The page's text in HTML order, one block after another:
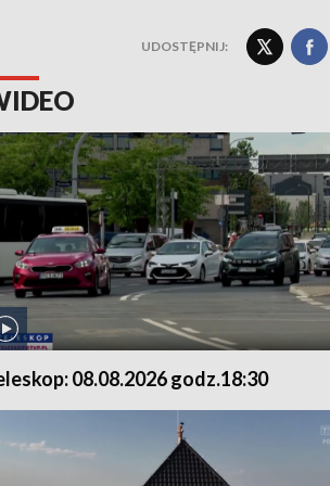
UDOSTĘPNIJ:
08.08.2026 godz.18:30